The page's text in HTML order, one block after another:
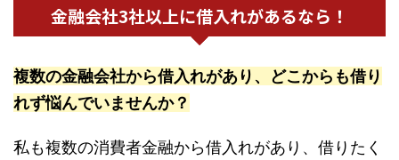
金融会社3社以上に借入れがあるなら！
複数の金融会社から借入れがあり、どこからも借り
れず悩んでいませんか？
私も複数の消費者金融から借入れがあり、借りたく